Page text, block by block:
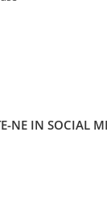
NE IN SOCIAL